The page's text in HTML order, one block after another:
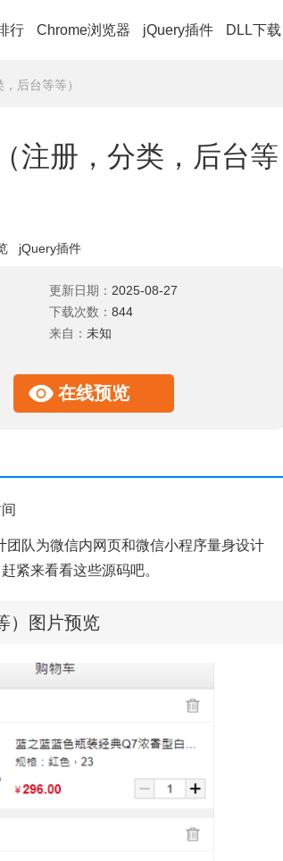
行 Chrome浏览器 jQuery插件 DLL下载
后台等等）
注册，分类，后台等
jQuery插件
更新日期： 2025-08-27
下载次数： 844
来自： 未知
在线预览
队为微信内网页和微信小程序量身设计
紧来看看这些源码吧。
）图片预览